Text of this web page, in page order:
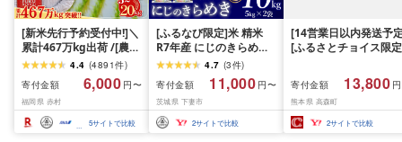
[新米先行予約受付中!]＼
累計467万kg出荷 /[農家
応援米]訳あり 令和7年産
令和8年産ふくきらり 夢
つくし 5kg 10kg 15kg
20kg [選べる品種・内容
量・出荷時期]複数原料
米 白米 精米 国産 限定
4.4 (4891件)
寄付金額
6,000 円〜
福岡県 赤村
5サイトで比較
[ふるなび限定]米 精米
R7年産 にじのきらめき
10kg 10月 FN-Limited-
4.7 (3件)
寄付金額
11,000 円〜
茨城県 下妻市
2サイトで比較
[14営業日以内発送予
[ふるさとチョイス限定
だわら 熊本県 高森町
リジナル米 計
10kg(5kg×2袋)精米 お
米 米 5kg×2 10kg
寄付金額 13,800
熊本県 高森町
2サイトで比較